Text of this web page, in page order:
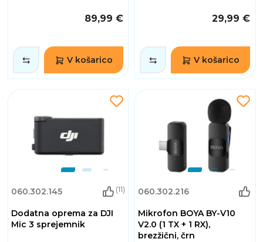
89,99 €
V košarico
29,99 €
V košarico
060.302.145 (11)
Dodatna oprema za DJI
Mic 3 sprejemnik
060.302.216
Mikrofon BOYA BY-V10
V2.0 (1 TX + 1 RX),
brezžični, črn